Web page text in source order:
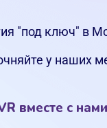
"под ключ" в
у наших
вместе с